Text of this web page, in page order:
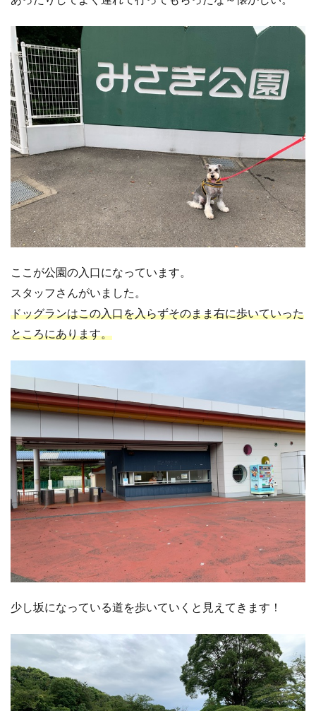
ここが公園の入口になっています。
スタッフさんがいました。
ドッグランはこの入口を入らずそのまま右に歩いていった
ところにあります。
少し坂になっている道を歩いていくと見えてきます！